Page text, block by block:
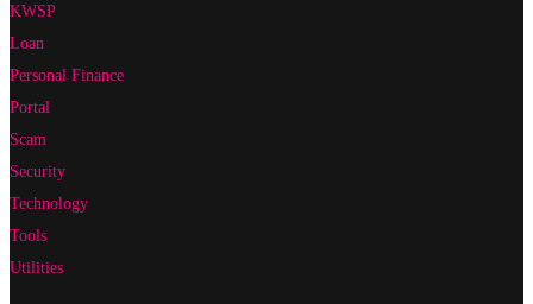
KWSP
Loan
Personal Finance
Portal
Scam
Security
Technology
Tools
Utilities